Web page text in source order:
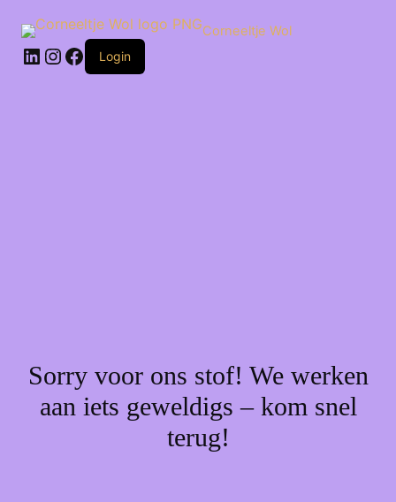
naar
inhoud
Corneeltje Wol
LinkedIn
Instagram
Facebook
Login
Sorry voor ons stof! We werken
aan iets geweldigs – kom snel
terug!